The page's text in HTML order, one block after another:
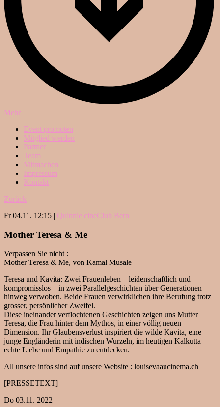
Mehr
Event promoten
Mitglied werden
Partner
Team
Mitmachen
Impressum
Kontakt
Zurück
Fr 04.11. 12:15 | Quinnie cineClub Bern |
Mother Teresa & Me
Verpassen Sie nicht :
Mother Teresa & Me, von Kamal Musale
Teresa und Kavita: Zwei Frauenleben – leidenschaftlich und
kompromisslos – in zwei Parallelgeschichten über Generationen
hinweg verwoben. Beide Frauen verwirklichen ihre Berufung trotz
grosser, persönlicher Zweifel.
Diese ineinander verflochtenen Geschichten zeigen uns Mutter
Teresa, die Frau hinter dem Mythos, in einer völlig neuen
Dimension. Ihr Glaubensverlust inspiriert die wilde Kavita, eine
junge Engländerin mit indischen Wurzeln, im heutigen Kalkutta
echte Liebe und Empathie zu entdecken.
All unsere infos sind auf unsere Website : louisevaaucinema.ch
[PRESSETEXT]
Do 03.11. 2022